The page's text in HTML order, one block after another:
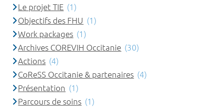
Le projet TIE (1)
Objectifs des FHU (1)
Work packages (1)
Archives COREVIH Occitanie (30)
Actions (4)
CoReSS Occitanie & partenaires (4)
Présentation (1)
Parcours de soins (1)